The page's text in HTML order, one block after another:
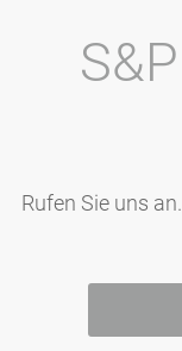
Rufen Sie uns